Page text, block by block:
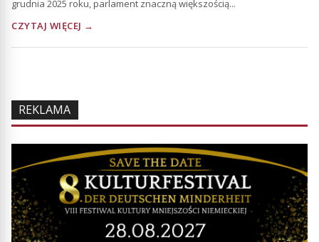
grudnia 2025 roku, parlament znaczną większością...
CZYTAJ WIĘCEJ →
REKLAMA